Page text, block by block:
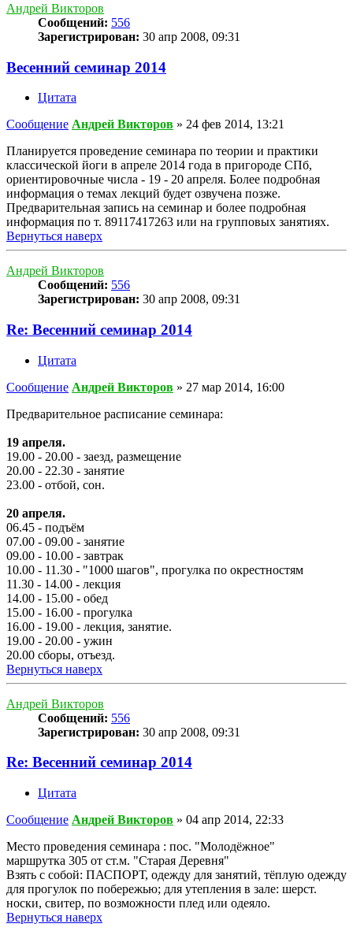
Андрей Викторов
Сообщений: 556
Зарегистрирован: 30 апр 2008, 09:31
Весенний семинар 2014
Цитата
Сообщение Андрей Викторов » 24 фев 2014, 13:21
Планируется проведение семинара по теории и практики
классической йоги в апреле 2014 года в пригороде СПб,
ориентировочные числа - 19 - 20 апреля. Более подробная
информация о темах лекций будет озвучена позже.
Предварительная запись на семинар и более подробная
информация по т. 89117417263 или на групповых занятиях.
Вернуться наверх
Андрей Викторов
Сообщений: 556
Зарегистрирован: 30 апр 2008, 09:31
Re: Весенний семинар 2014
Цитата
Сообщение Андрей Викторов » 27 мар 2014, 16:00
Предварительное расписание семинара:
19 апреля.
19.00 - 20.00 - заезд, размещение
20.00 - 22.30 - занятие
23.00 - отбой, сон.
20 апреля.
06.45 - подъём
07.00 - 09.00 - занятие
09.00 - 10.00 - завтрак
10.00 - 11.30 - "1000 шагов", прогулка по окрестностям
11.30 - 14.00 - лекция
14.00 - 15.00 - обед
15.00 - 16.00 - прогулка
16.00 - 19.00 - лекция, занятие.
19.00 - 20.00 - ужин
20.00 сборы, отъезд.
Вернуться наверх
Андрей Викторов
Сообщений: 556
Зарегистрирован: 30 апр 2008, 09:31
Re: Весенний семинар 2014
Цитата
Сообщение Андрей Викторов » 04 апр 2014, 22:33
Место проведения семинара : пос. "Молодёжное"
маршрутка 305 от ст.м. "Старая Деревня"
Взять с собой: ПАСПОРТ, одежду для занятий, тёплую одежду
для прогулок по побережью; для утепления в зале: шерст.
носки, свитер, по возможности плед или одеяло.
Вернуться наверх